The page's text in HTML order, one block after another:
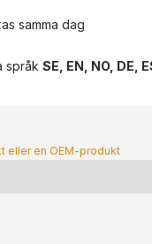
samma dag
språk SE, EN, NO, DE,
eller en OEM-produkt